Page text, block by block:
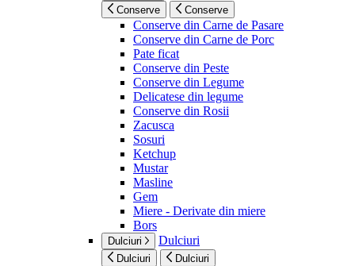
Conserve Conserve
Conserve din Carne de Pasare
Conserve din Carne de Porc
Pate ficat
Conserve din Peste
Conserve din Legume
Delicatese din legume
Conserve din Rosii
Zacusca
Sosuri
Ketchup
Mustar
Masline
Gem
Miere - Derivate din miere
Bors
Dulciuri Dulciuri
Dulciuri Dulciuri